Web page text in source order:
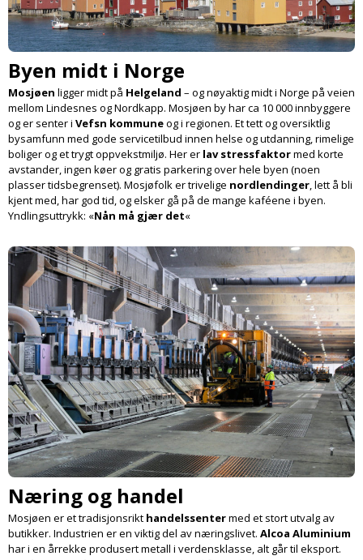
Byen midt i Norge
Mosjøen ligger midt på Helgeland – og nøyaktig midt i Norge på veien
mellom Lindesnes og Nordkapp. Mosjøen by har ca 10 000 innbyggere
og er senter i Vefsn kommuneog i regionen. Et tett og oversiktlig
bysamfunn med gode service­tilbud innen helse og utdanning, rimelige
boliger og et trygt oppvekstmiljø. Her er lav stressfaktormed korte
avstander, ingen køer og gratis parkering over hele byen (noen
plasser tidsbegrenset). Mosjøfolk er trivelige nordlendinger, lett å bli
kjent med, har god tid, og elsker gå på de mange kaféene i byen.
Yndlings­uttrykk: «Nån må gjær det«
Næring og handel
Mosjøen er et tradisjonsrikt handels­sentermed et stort utvalg av
butikker. Industrien er en viktig del av næringslivet. Alcoa Aluminium
har i en årrekke produsert metall i verdensklasse, alt går til eksport.